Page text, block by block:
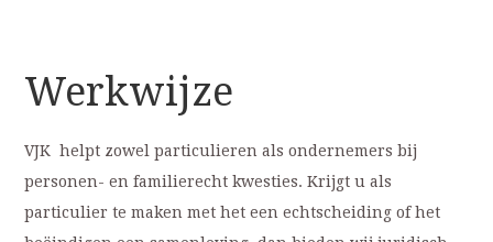
Werkwijze
VJK helpt zowel particulieren als ondernemers bij
personen- en familierecht kwesties. Krijgt u als
particulier te maken met het een echtscheiding of het